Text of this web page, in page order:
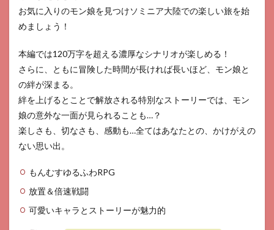
愛い
3.2
ルは
眺め
る
3.3
メイ
ンス
トー
リー
以外
ブコ
ンツ
お気に入りのモン娘を見つけソミニア大陸での楽しい旅を始
めましょう！
本編では120万字を超える濃厚なシナリオが楽しめる！
さらに、ともに冒険した時間が長ければ長いほど、モン娘と
の絆が深まる。
絆を上げるとことで解放される特別なストーリーでは、モン
娘の意外な一面が見られることも…？
楽しさも、切なさも、感動も…全てはあなたとの、かけがえの
ない思い出。
もんむすゆるふわRPG
放置＆倍速戦闘
可愛いキャラとストーリーが魅力的